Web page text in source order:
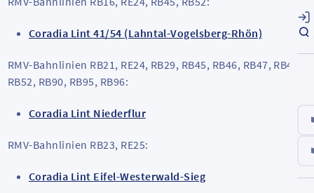
Coradia Lint 41/54 (Lahntal-Vogelsberg-Rhön)
RMV-Bahnlinien RB21, RE24, RB29, RB45, RB46, RB47, RB48,
RB52, RB90, RB95, RB96:
Coradia Lint Niederflur
RMV-Bahnlinien RB23, RE25:
Coradia Lint Eifel-Westerwald-Sieg